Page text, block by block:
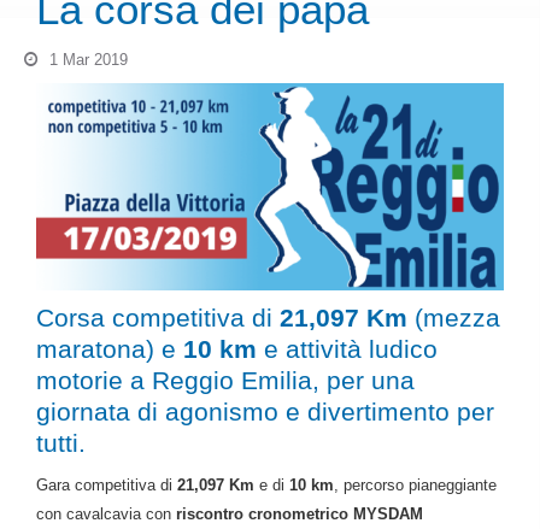
1 Mar 2019
Corsa competitiva di 21,097 Km (mezza
maratona) e 10 km e attività ludico
motorie a Reggio Emilia, per una
giornata di agonismo e divertimento per
tutti.
Gara competitiva di 21,097 Km e di 10 km, percorso pianeggiante
con cavalcavia con riscontro cronometrico MYSDAM